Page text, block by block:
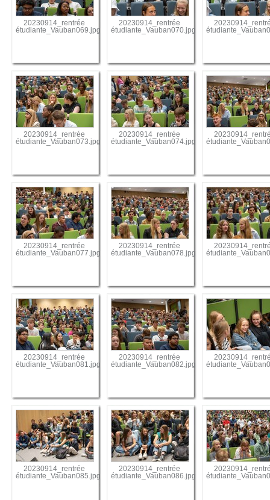
20230914_rentrée
étudiante_Vauban069.jpg
20230914_rentrée
étudiante_Vauban070.jpg
20230914_rentrée
étudiante_Vauban073.jpg
20230914_rentrée
étudiante_Vauban074.jpg
20230914_rentrée
étudiante_Vauban077.jpg
20230914_rentrée
étudiante_Vauban078.jpg
20230914_rentrée
étudiante_Vauban081.jpg
20230914_rentrée
étudiante_Vauban082.jpg
20230914_rentrée
étudiante_Vauban085.jpg
20230914_rentrée
étudiante_Vauban086.jpg